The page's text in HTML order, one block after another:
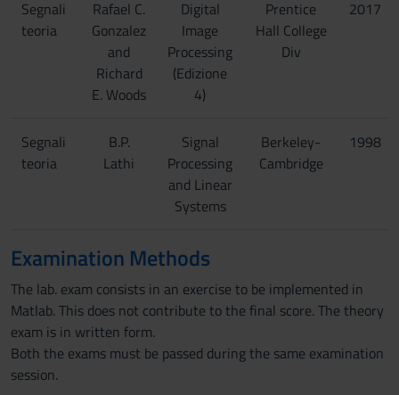
Segnali
teoria
Rafael C.
Gonzalez
and
Richard
E. Woods
Digital
Image
Processing
(Edizione
4)
Prentice
Hall College
Div
2017
Segnali
teoria
B.P.
Lathi
Signal
Processing
and Linear
Systems
Berkeley-
Cambridge
1998
Examination Methods
The lab. exam consists in an exercise to be implemented in
Matlab. This does not contribute to the final score. The theory
exam is in written form.
Both the exams must be passed during the same examination
session.